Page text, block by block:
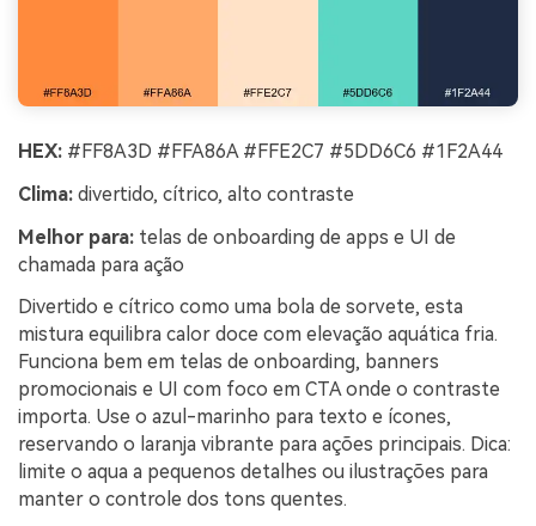
HEX: #FF8A3D #FFA86A #FFE2C7 #5DD6C6 #1F2A44
Clima: divertido, cítrico, alto contraste
Melhor para: telas de onboarding de apps e UI de
chamada para ação
Divertido e cítrico como uma bola de sorvete, esta
mistura equilibra calor doce com elevação aquática fria.
Funciona bem em telas de onboarding, banners
promocionais e UI com foco em CTA onde o contraste
importa. Use o azul-marinho para texto e ícones,
reservando o laranja vibrante para ações principais. Dica:
limite o aqua a pequenos detalhes ou ilustrações para
manter o controle dos tons quentes.